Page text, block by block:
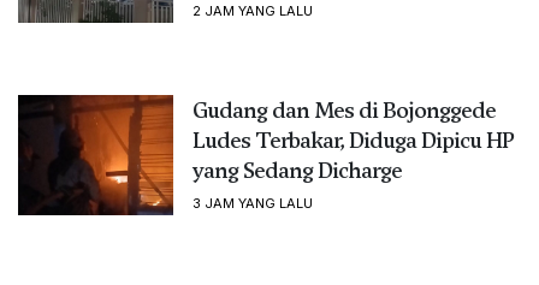
2 JAM YANG LALU
Gudang dan Mes di Bojonggede
Ludes Terbakar, Diduga Dipicu HP
yang Sedang Dicharge
3 JAM YANG LALU